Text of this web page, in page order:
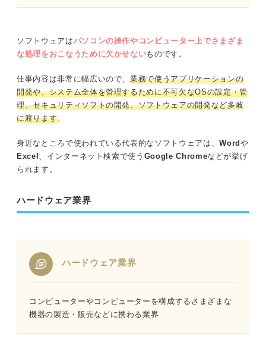
ソフトウェアはパソコンの操作やコンピューター上でさまざま
な処理をおこなうために欠かせないものです。
仕事内容は非常に幅広いので、業務で使うアプリケーションの
開発や、システム全体を管理するために不可欠なOSの設定・管
理、セキュリティソフトの開発、ソフトウェアの開発など多岐
に渡ります。
身近なところで使われている代表的なソフトウェアは、Wordや
Excel 、インターネット検索で使う Google Chromeなどが挙げ
られます。
ハードウェア業界
ハードウェア業界
コンピューターやコンピューターを構成するさまざまな
機器の製造・販売などに携わる業界
未経験でもITの仕事をすることは可能！その3つの理由
①実務経験が問われない職種もたくさんある
②コミュニケーション能力・学習意欲が重要視されている
③業務に必要なスキル・知識は入社後でも身に付けられる
未経験者必見！ ITの仕事に就くためにやっておくと良い
ExcelやWordの基本的操作を覚えておく
スムーズにタイピングができるようになっておく
中級程度の資格を取得しておく
未経験者におすすめ！ ITの仕事に役立つ資格8選